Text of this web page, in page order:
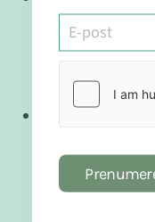
godkänd, fri
bakterier, jäst,
effektivt av